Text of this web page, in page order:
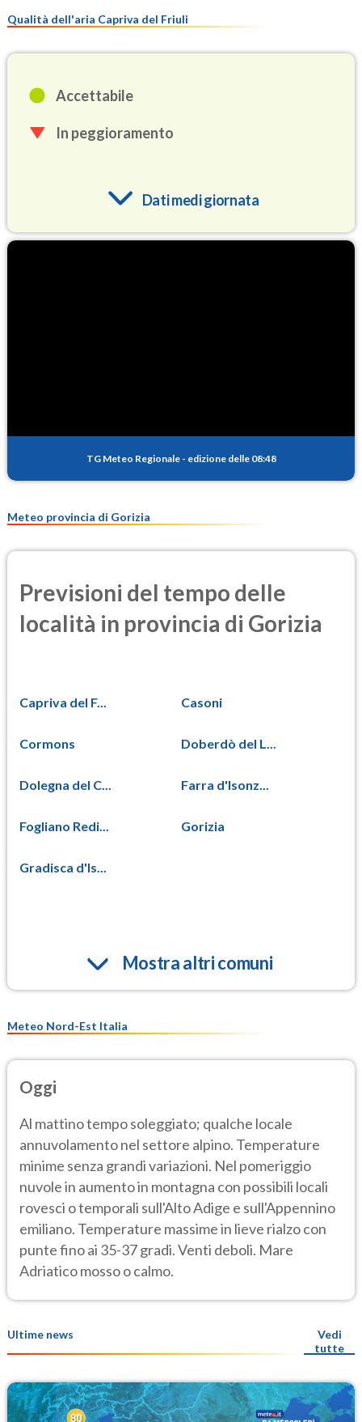
Qualità dell'aria Capriva del Friuli
Accettabile
In peggioramento
Dati medi giornata
PM25
TG Meteo Regionale - edizione delle 08:48
Meteo provincia di Gorizia
Previsioni del tempo delle
località in provincia di Gorizia
Capriva del F... Casoni
Cormons Doberdò del L...
Dolegna del C... Farra d'Isonz...
Fogliano Redi... Gorizia
Gradisca d'Is...
Mostra altri comuni
Meteo Nord-Est Italia
Oggi
Al mattino tempo soleggiato; qualche locale
annuvolamento nel settore alpino. Temperature
minime senza grandi variazioni. Nel pomeriggio
nuvole in aumento in montagna con possibili locali
rovesci o temporali sull'Alto Adige e sull'Appennino
emiliano. Temperature massime in lieve rialzo con
punte fino ai 35-37 gradi. Venti deboli. Mare
Adriatico mosso o calmo.
Ultime news
Vedi
tutte